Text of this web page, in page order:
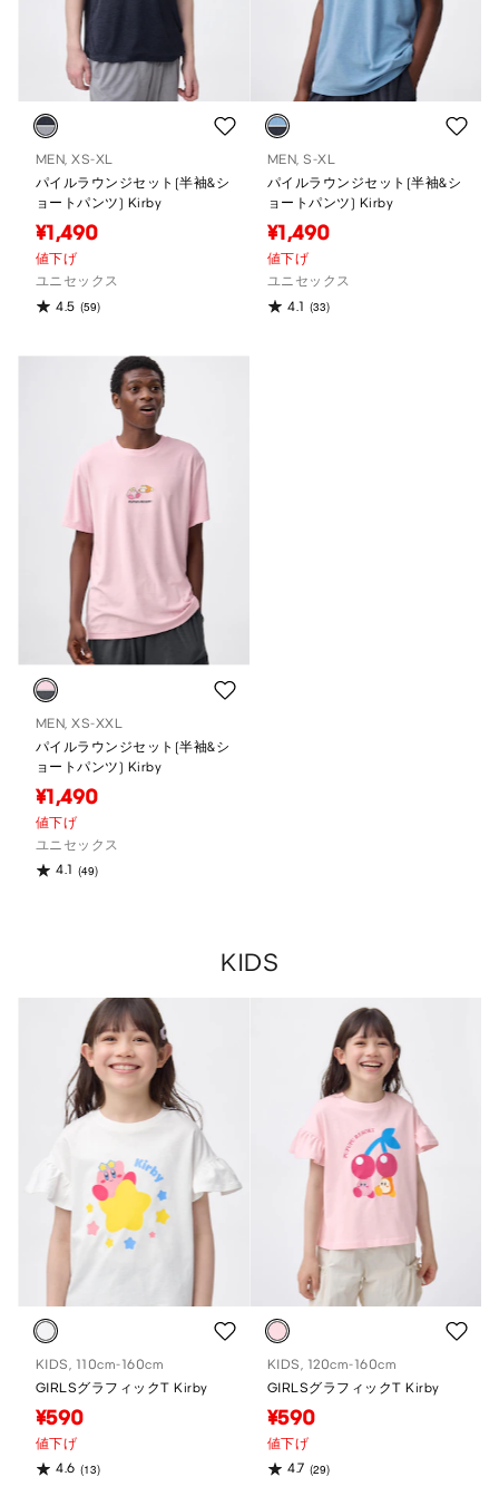
MEN, XS-XL
パイルラウンジセット(半袖&シ
ョートパンツ) Kirby
¥1,490
値下げ
ユニセックス
4.5 (59)
MEN, S-XL
パイルラウンジセット(半袖&シ
ョートパンツ) Kirby
¥1,490
値下げ
ユニセックス
4.1 (33)
MEN, XS-XXL
パイルラウンジセット(半袖&シ
ョートパンツ) Kirby
¥1,490
値下げ
ユニセックス
4.1 (49)
KIDS
KIDS, 110cm-160cm
GIRLSグラフィックT Kirby
¥590
値下げ
4.6 (13)
KIDS, 120cm-160cm
GIRLSグラフィックT Kirby
¥590
値下げ
4.7 (29)